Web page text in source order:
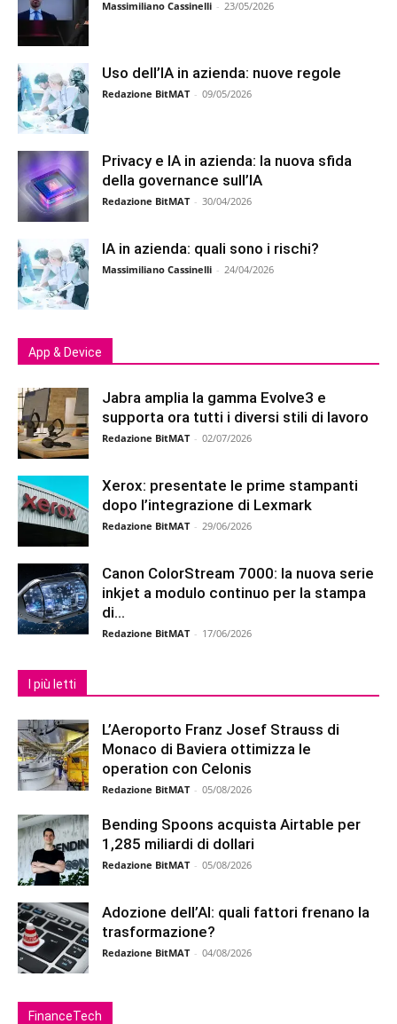
Massimiliano Cassinelli - 23/05/2026
Uso dell’IA in azienda: nuove regole
Redazione BitMAT - 09/05/2026
Privacy e IA in azienda: la nuova sfida
della governance sull’IA
Redazione BitMAT - 30/04/2026
IA in azienda: quali sono i rischi?
Massimiliano Cassinelli - 24/04/2026
App & Device
Jabra amplia la gamma Evolve3 e
supporta ora tutti i diversi stili di lavoro
Redazione BitMAT - 02/07/2026
Xerox: presentate le prime stampanti
dopo l’integrazione di Lexmark
Redazione BitMAT - 29/06/2026
Canon ColorStream 7000: la nuova serie
inkjet a modulo continuo per la stampa
di...
Redazione BitMAT - 17/06/2026
I più letti
L’Aeroporto Franz Josef Strauss di
Monaco di Baviera ottimizza le
operation con Celonis
Redazione BitMAT - 05/08/2026
Bending Spoons acquista Airtable per
1,285 miliardi di dollari
Redazione BitMAT - 05/08/2026
Adozione dell’AI: quali fattori frenano la
trasformazione?
Redazione BitMAT - 04/08/2026
FinanceTech